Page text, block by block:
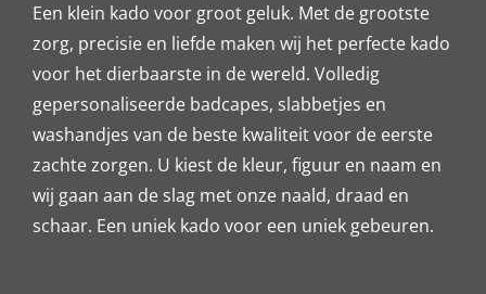
Een klein kado voor groot geluk. Met de grootste
zorg, precisie en liefde maken wij het perfecte kado
voor het dierbaarste in de wereld. Volledig
gepersonaliseerde badcapes, slabbetjes en
washandjes van de beste kwaliteit voor de eerste
zachte zorgen. U kiest de kleur, figuur en naam en
wij gaan aan de slag met onze naald, draad en
schaar. Een uniek kado voor een uniek gebeuren.